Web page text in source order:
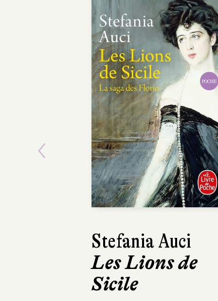
POCHE
Stefania Auci
Les Lions de
Sicile
Le
Previous